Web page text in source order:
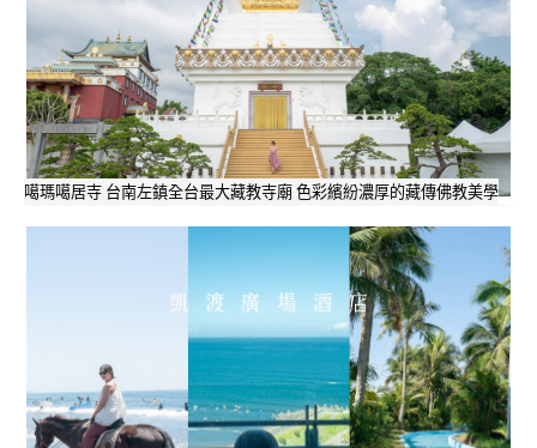
噶瑪噶居寺 台南左鎮全台最大藏教寺廟 色彩繽紛濃厚的藏傳佛教美學